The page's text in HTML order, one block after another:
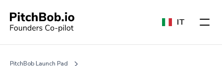
IT
PitchBob Launch Pad